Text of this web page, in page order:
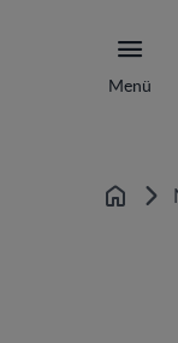
Menü